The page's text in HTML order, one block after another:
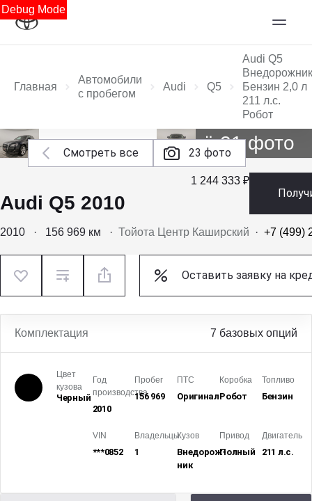
Debug Mode
Главная
Автомобили
с пробегом
Audi Q5
Audi Q5
Внедорожник
Бензин 2,0 л
211 л.с.
Робот
Смотреть все 23 фото
Ещё 21 фото
Audi Q5 2010
1 244 333 ₽
2010 · 156 969 км · Тойота Центр Каширский · +7 (499)
Оставить заявку на
Комплектация 7 базовых опций
Цвет
кузова
Черный
Год
производства
2010
Пробег
156 969
ПТС
Оригинал
Коробка
Робот
Топливо
Бензин
VIN
***0852
Владельцы
1
Кузов
Внедорож­
ник
Привод
Полный
Двигатель
211 л.с.